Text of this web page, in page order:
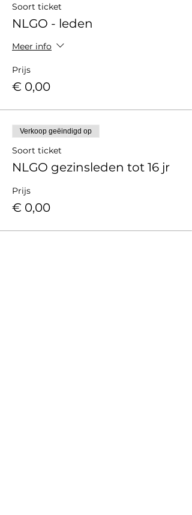
Soort ticket
NLGO - leden
Meer info
Prijs
€ 0,00
Verkoop geëindigd op
Soort ticket
NLGO gezinsleden tot 16 jr
Prijs
€ 0,00